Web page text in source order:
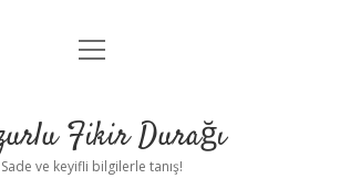
Anasayfa
Yasal Uyarı
menüyü
Fikir Durağı
Sade ve keyifli bilgilerle tanış!